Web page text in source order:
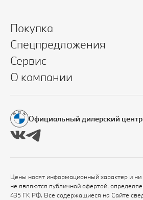
Покупка
Спецпредложения
Сервис
О компании
Официальный дилерский
Цены носят информационный характер и ни
не являются публичной офертой,
435 ГК РФ. Все содержащиеся на Сайте